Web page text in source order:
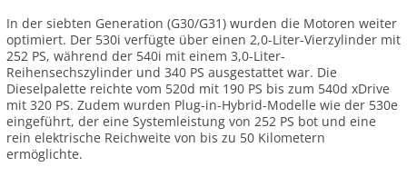
In der siebten Generation (G30/G31) wurden die Motoren weiter
optimiert. Der 530i verfügte über einen 2,0-Liter-Vierzylinder mit
252 PS, während der 540i mit einem 3,0-Liter-
Reihensechszylinder und 340 PS ausgestattet war. Die
Dieselpalette reichte vom 520d mit 190 PS bis zum 540d xDrive
mit 320 PS. Zudem wurden Plug-in-Hybrid-Modelle wie der 530e
eingeführt, der eine Systemleistung von 252 PS bot und eine
rein elektrische Reichweite von bis zu 50 Kilometern
ermöglichte.